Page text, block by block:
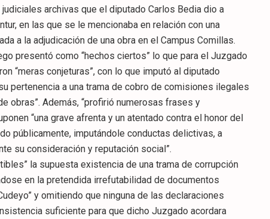
archivas que el diputado Carlos Bedia dio a
en las que se le mencionaba en relación con una
a la adjudicación de una obra en el Campus Comillas.
presentó como “hechos ciertos” lo que para el Juzgado
“meras conjeturas”, con lo que imputó al diputado
pertenencia a una trama de cobro de comisiones ilegales
obras”. Además, “profirió numerosas frases y
“una grave afrenta y un atentado contra el honor del
públicamente, imputándole conductas delictivas, a
su consideración y reputación social”.
la supuesta existencia de una trama de corrupción
en la pretendida irrefutabilidad de documentos
y omitiendo que ninguna de las declaraciones
suficiente para que dicho Juzgado acordara